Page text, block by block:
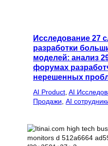
Исследование 27
разработки
моделей: анализ
форумах
нерешенных
AI Product AI
Продажи AI